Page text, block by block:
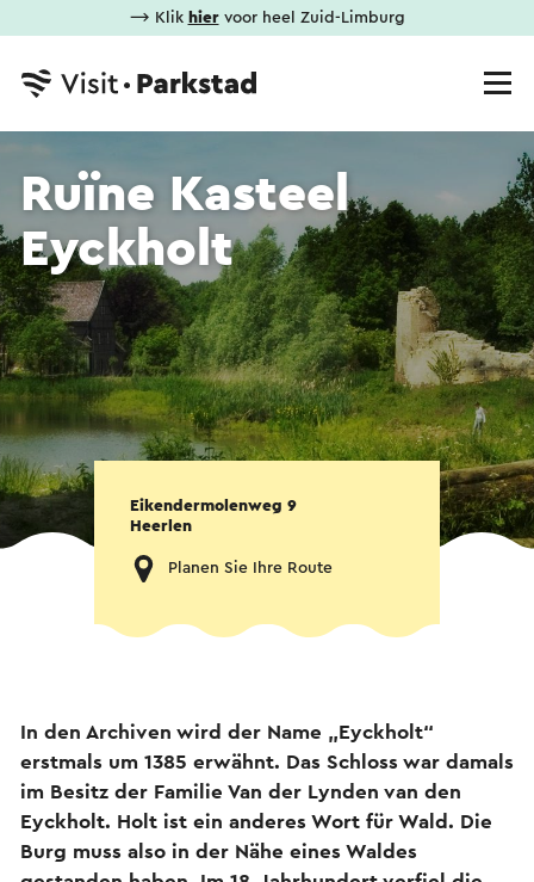
⟶ Klik hiervoor heel Zuid-Limburg
Ruïne Kasteel
Eyckholt
Eikendermolenweg 9
Heerlen
Planen Sie Ihre Route
In den Archiven wird der Name „Eyckholt“
erstmals um 1385 erwähnt. Das Schloss war damals
im Besitz der Familie Van der Lynden van den
Eyckholt. Holt ist ein anderes Wort für Wald. Die
Burg muss also in der Nähe eines Waldes